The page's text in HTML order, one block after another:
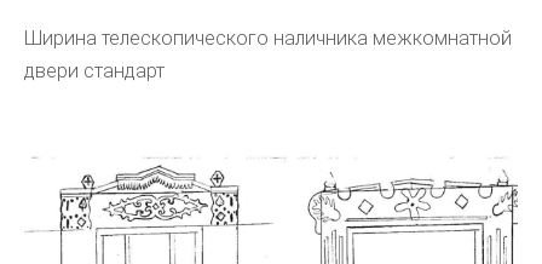
Ширина телескопического наличника межкомнатной
двери стандарт